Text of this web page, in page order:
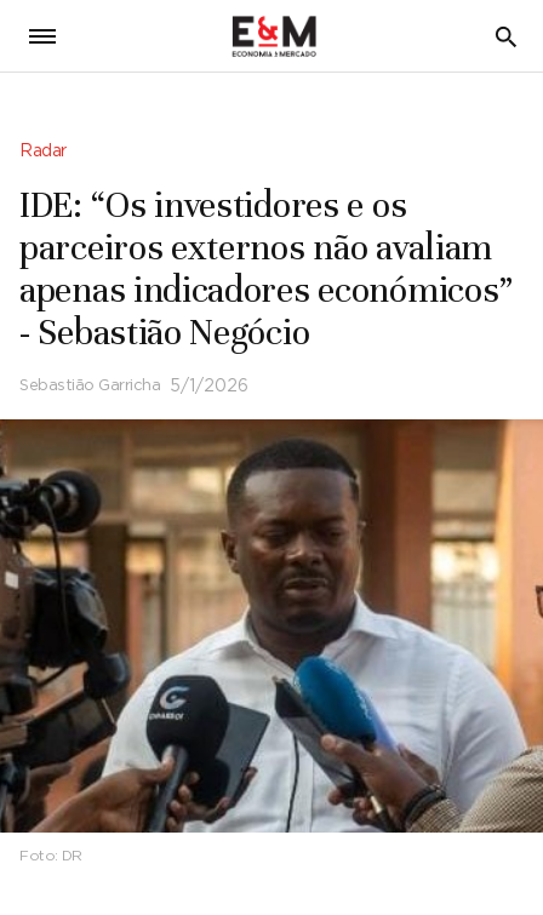
5
Radar
IDE: “Os investidores e os
parceiros externos não avaliam
apenas indicadores económicos”
- Sebastião Negócio
Sebastião Garricha 5/1/2026
Foto: DR